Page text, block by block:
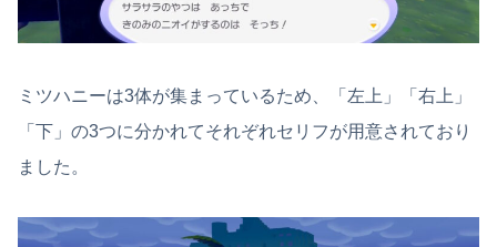
ミツハニーは3体が集まっているため、「左上」「右上」
「下」の3つに分かれてそれぞれセリフが用意されており
ました。